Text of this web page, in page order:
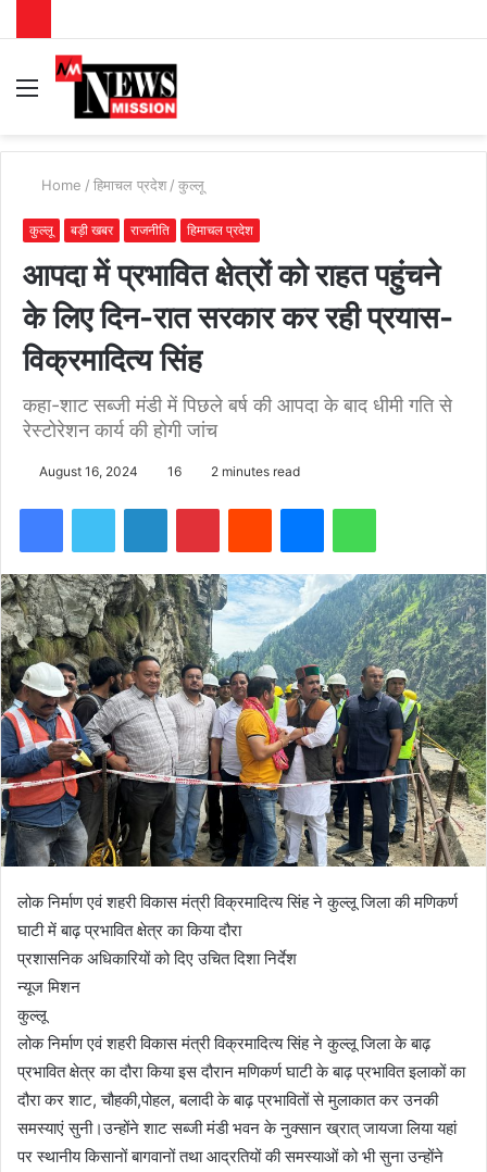
Menu
Home / हिमाचल प्रदेश / कुल्लू
कुल्लू बड़ी खबर राजनीति हिमाचल प्रदेश
आपदा में प्रभावित क्षेत्रों को राहत पहुंचने
के लिए दिन-रात सरकार कर रही प्रयास-
विक्रमादित्य सिंह
कहा-शाट सब्जी मंडी में पिछले बर्ष की आपदा के बाद धीमी गति से
रेस्टोरेशन कार्य की होगी जांच
August 16, 2024 16 2 minutes read
लोक निर्माण एवं शहरी विकास मंत्री विक्रमादित्य सिंह ने कुल्लू जिला की मणिकर्ण
घाटी में बाढ़ प्रभावित क्षेत्र का किया दौरा
प्रशासनिक अधिकारियों को दिए उचित दिशा निर्देश
न्यूज मिशन
कुल्लू
लोक निर्माण एवं शहरी विकास मंत्री विक्रमादित्य सिंह ने कुल्लू जिला के बाढ़
प्रभावित क्षेत्र का दौरा किया इस दौरान मणिकर्ण घाटी के बाढ़ प्रभावित इलाकों का
दौरा कर शाट, चौहकी,पोहल, बलादी के बाढ़ प्रभावितों से मुलाकात कर उनकी
समस्याएं सुनी।उन्होंने शाट सब्जी मंडी भवन के नुक्सान ख्रात् जायजा लिया यहां
पर स्थानीय किसानों बागवानों तथा आद्रतियों की समस्याओं को भी सुना उन्होंने